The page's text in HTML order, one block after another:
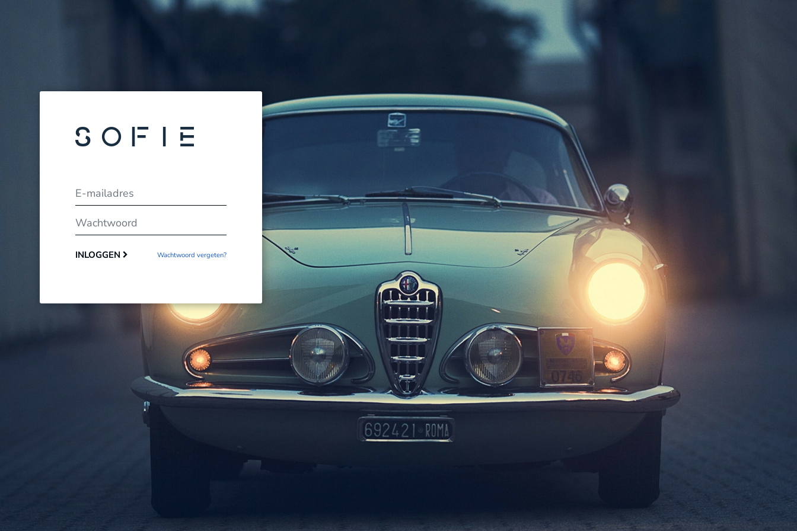
E-mailadres
Wachtwoord
INLOGGEN Wachtwoord vergeten?